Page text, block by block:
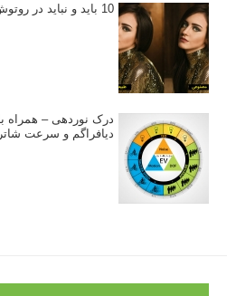
10 باید و نباید در روتوش عکس ها
دیافراگم و سرعت شاتر